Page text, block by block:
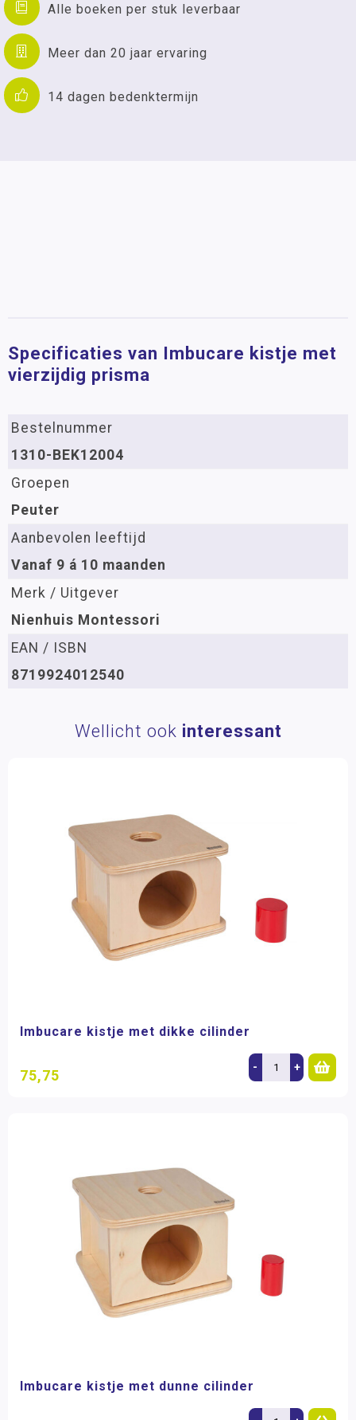
Alle boeken per stuk leverbaar
Meer dan 20 jaar ervaring
14 dagen bedenktermijn
Specificaties van Imbucare kistje met
vierzijdig prisma
Bestelnummer
1310-BEK12004
Groepen
Peuter
Aanbevolen leeftijd
Vanaf 9 á 10 maanden
Merk / Uitgever
Nienhuis Montessori
EAN / ISBN
8719924012540
Wellicht ook interessant
Imbucare kistje met dikke cilinder
75,75 - +
Imbucare kistje met dunne cilinder